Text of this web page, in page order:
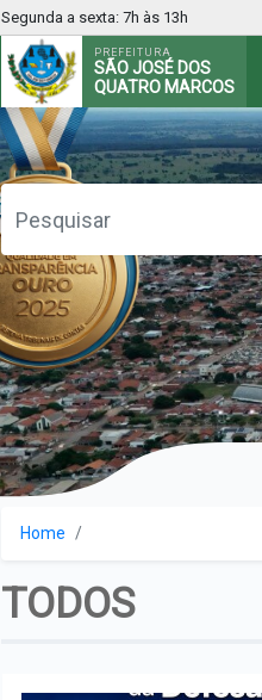
Segunda a sexta: 7h às 13h
PREFEITURA
SÃO JOSÉ DOS
QUATRO MARCOS
Home
TODOS